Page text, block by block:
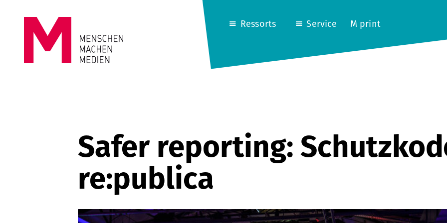
MEDIEN
Ressorts Service M print
Safer reporting:
re:publica